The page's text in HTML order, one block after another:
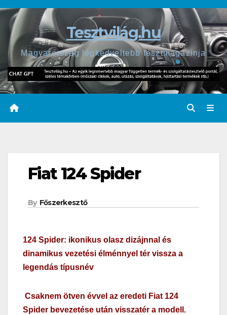
Skip
content
Tesztvilág.hu
Magyarország legkedveltebb tesztmagazinja
Fiat 124 Spider
By Főszerkesztő
124 Spider: ikonikus olasz dizájnnal és
dinamikus vezetési élménnyel tér vissza a
legendás típusnév
Csaknem ötven évvel az eredeti Fiat 124
Spider bevezetése után visszatér a modell.